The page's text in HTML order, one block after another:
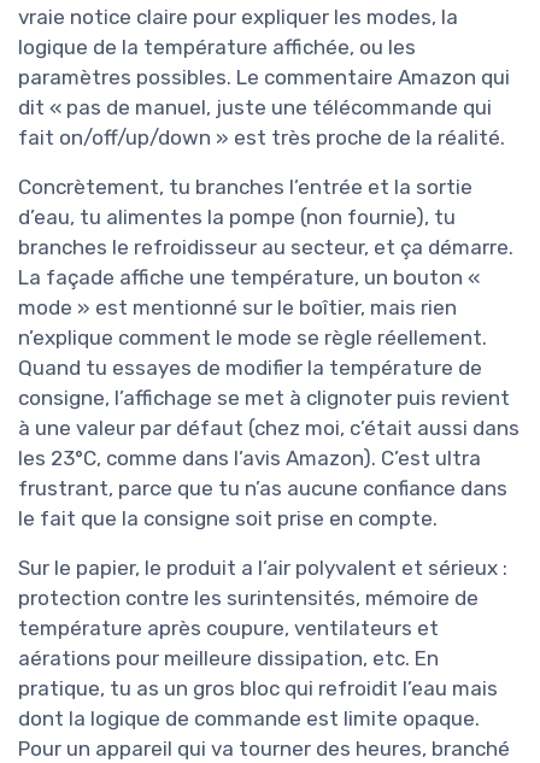
vraie notice claire pour expliquer les modes, la
logique de la température affichée, ou les
paramètres possibles. Le commentaire Amazon qui
dit « pas de manuel, juste une télécommande qui
fait on/off/up/down » est très proche de la réalité.
Concrètement, tu branches l’entrée et la sortie
d’eau, tu alimentes la pompe (non fournie), tu
branches le refroidisseur au secteur, et ça démarre.
La façade affiche une température, un bouton «
mode » est mentionné sur le boîtier, mais rien
n’explique comment le mode se règle réellement.
Quand tu essayes de modifier la température de
consigne, l’affichage se met à clignoter puis revient
à une valeur par défaut (chez moi, c’était aussi dans
les 23°C, comme dans l’avis Amazon). C’est ultra
frustrant, parce que tu n’as aucune confiance dans
le fait que la consigne soit prise en compte.
Sur le papier, le produit a l’air polyvalent et sérieux :
protection contre les surintensités, mémoire de
température après coupure, ventilateurs et
aérations pour meilleure dissipation, etc. En
pratique, tu as un gros bloc qui refroidit l’eau mais
dont la logique de commande est limite opaque.
Pour un appareil qui va tourner des heures, branché